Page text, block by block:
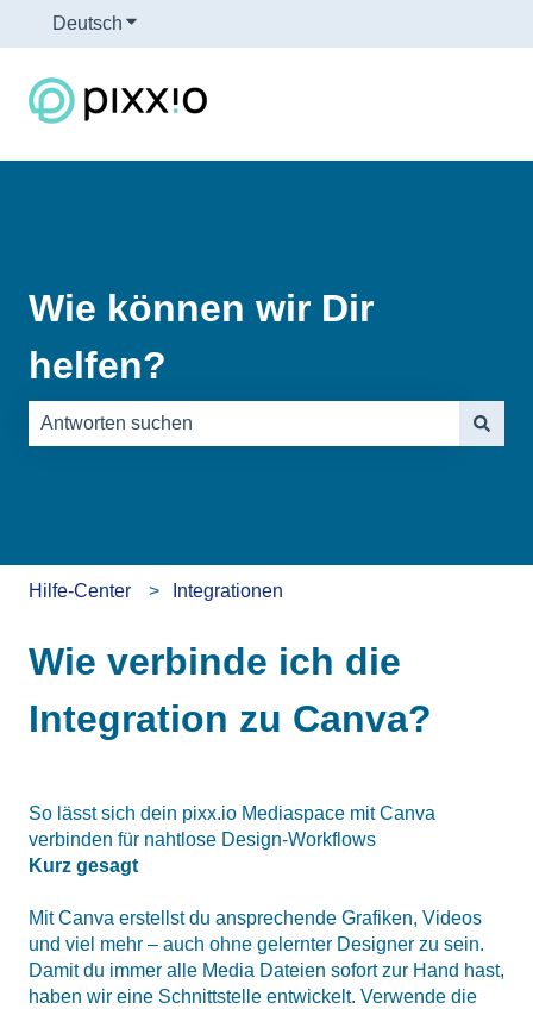
Deutsch Untermenü für Übersetzungen anzeigen
Wie können wir Dir
helfen?
Hilfe-Center Integrationen
Wie verbinde ich die
Integration zu Canva?
So lässt sich dein pixx.io Mediaspace mit Canva
verbinden für nahtlose Design-Workflows
Kurz gesagt
Mit Canva erstellst du ansprechende Grafiken, Videos
und viel mehr – auch ohne gelernter Designer zu sein.
Damit du immer alle Media Dateien sofort zur Hand hast,
haben wir eine Schnittstelle entwickelt. Verwende die